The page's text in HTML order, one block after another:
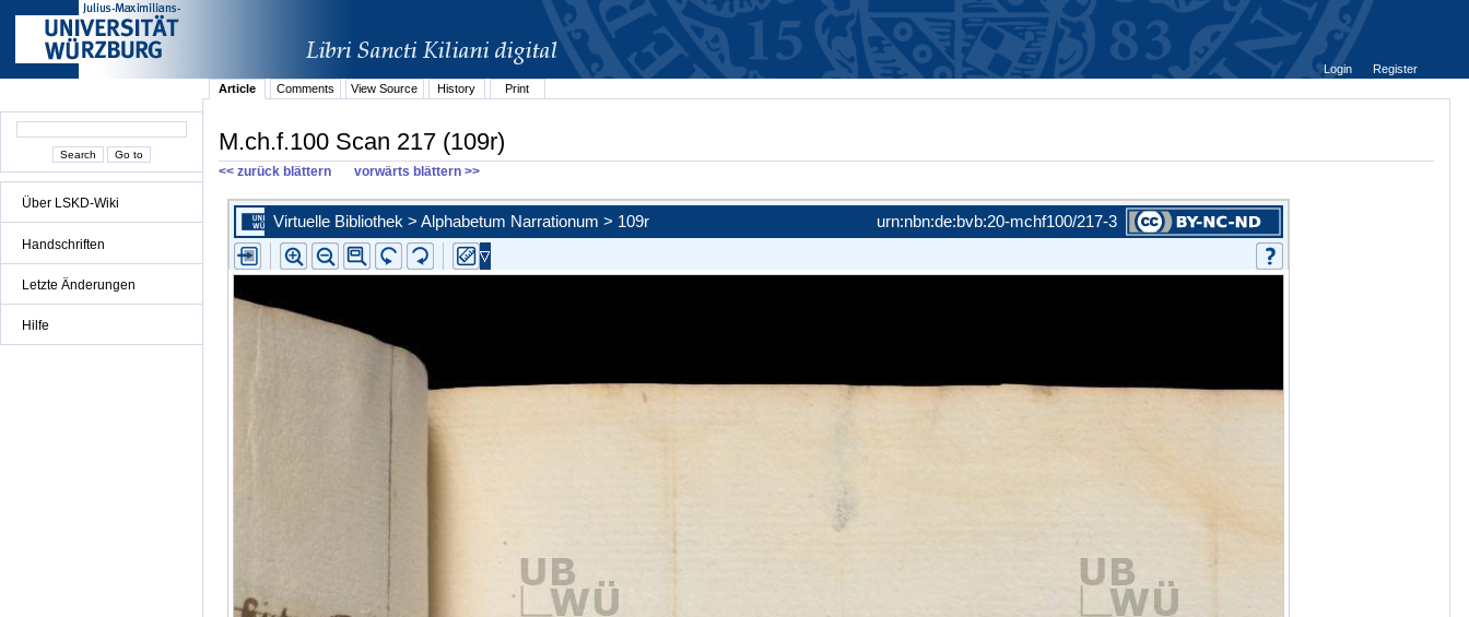
Über LSKD-Wiki
Handschriften
Letzte Änderungen
Hilfe
Login
Register
Article
Comments View Source History Print
M.ch.f.100 Scan 217 (109r)
<< zurück blättern vorwärts blättern >>